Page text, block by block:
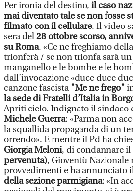
Per ironia del destino, il caso
mai diventato tale se non fosse
filmato con il cellulare. Il video
sera del28 ottobre scorso,
su Roma. «Ce ne freghiamo
trionferà / se non trionfa sarà
manganello e le bombe e le
dall’invocazione «duce duce
canzone fascista "Me ne frego"
la sede di Fratelli d’Italia in
Apriti cielo. Indignato il sindaco
Michele Guerra: «Parma non
la squallida propaganda di un
orrendo». E mentre il Pd ha
Giorgia Meloni, di condannare il
pervenuta), Gioventù Nazionale
provvedimenti e ha annunciato
della sezione parmigiana: «In